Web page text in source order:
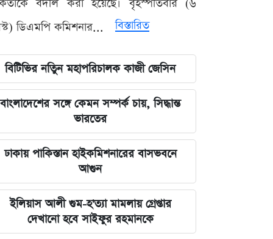
বদলি করা হয়েছে। বৃহস্পতিবার (৬
ডিএমপি কমিশনার...
বিস্তারিত
বিটিভির নতিুন মহাপরিচালক কাজী জেসিন
বাংলাদেশের সঙ্গে কেমন সম্পর্ক চায়, সিদ্ধান্ত
ভারতের
ঢাকায় পাকিস্তান হাইকমিশনারের বাসভবনে
আগুন
ইলিয়াস আলী গুম-হ'ত্যা মামলায় গ্রেপ্তার
দেখানো হবে সাইফুর রহমানকে